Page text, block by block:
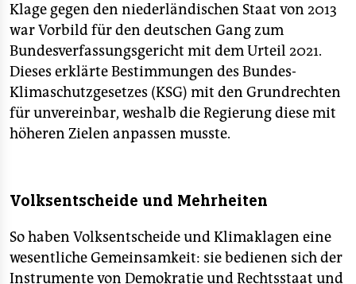
Klage gegen den niederländischen Staat von 2013
war Vorbild für den deutschen Gang zum
Bundesverfassungsgericht mit dem Urteil 2021.
Dieses erklärte Bestimmungen des Bundes-
Klimaschutzgesetzes (KSG) mit den Grundrechten
für unvereinbar, weshalb die Regierung diese mit
höheren Zielen anpassen musste.
Volksentscheide und Mehrheiten
So haben Volksentscheide und Klimaklagen eine
wesentliche Gemeinsamkeit: sie bedienen sich der
Instrumente von Demokratie und Rechtsstaat und